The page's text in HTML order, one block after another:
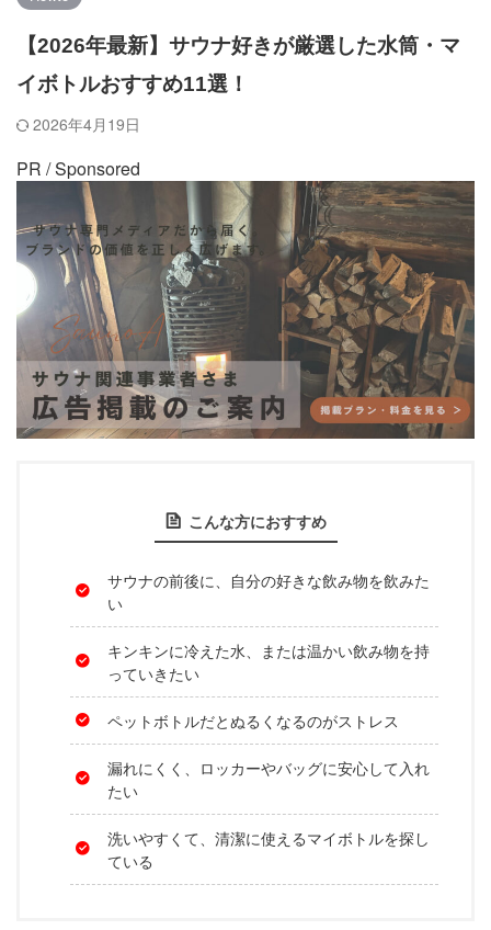
【2026年最新】サウナ好きが厳選した水筒・マ
イボトルおすすめ11選！
2026年4月19日
PR / Sponsored
こんな方におすすめ
サウナの前後に、自分の好きな飲み物を飲みた
い
キンキンに冷えた水、または温かい飲み物を持
っていきたい
ペットボトルだとぬるくなるのがストレス
漏れにくく、ロッカーやバッグに安心して入れ
たい
洗いやすくて、清潔に使えるマイボトルを探し
ている